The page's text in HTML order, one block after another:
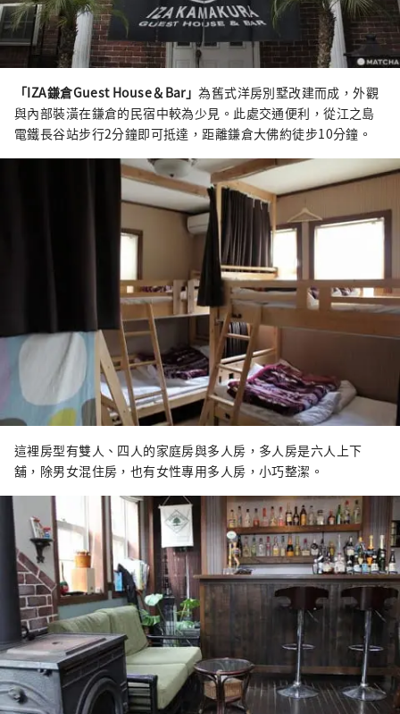
「IZA鎌倉Guest House＆Bar」為舊式洋房別墅改建而成，外觀
與內部裝潢在鎌倉的民宿中較為少見。此處交通便利，從江之島
電鐵長谷站步行2分鐘即可抵達，距離鎌倉大佛約徒步10分鐘。
這裡房型有雙人、四人的家庭房與多人房，多人房是六人上下
舖，除男女混住房，也有女性專用多人房，小巧整潔。